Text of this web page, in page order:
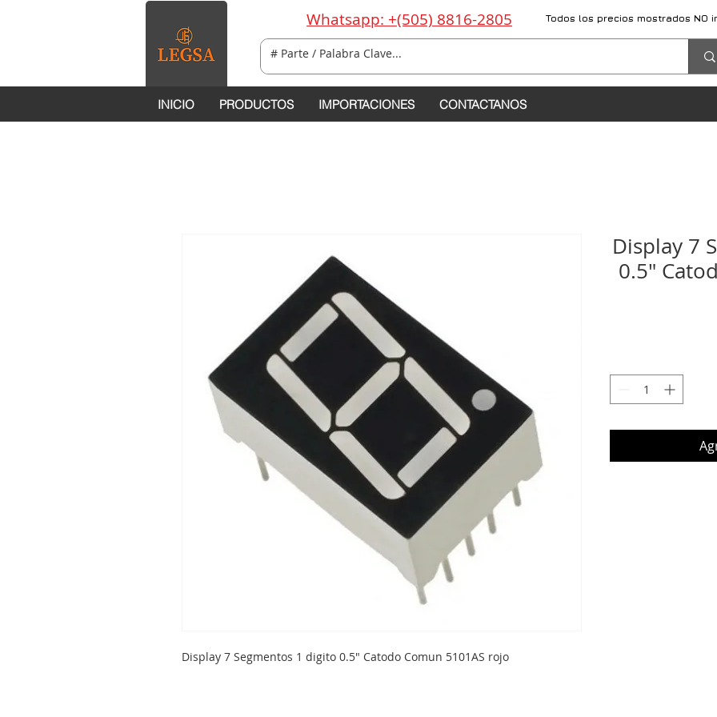
Whatsapp: +(505) 8816-2805 Todos los precios mostrados NO
INICIO PRODUCTOS IMPORTACIONES CONTACTANOS
Display 7 Segmentos 1 digito 0.5" Catodo Comun 5101AS rojo
Display 7
0.5"